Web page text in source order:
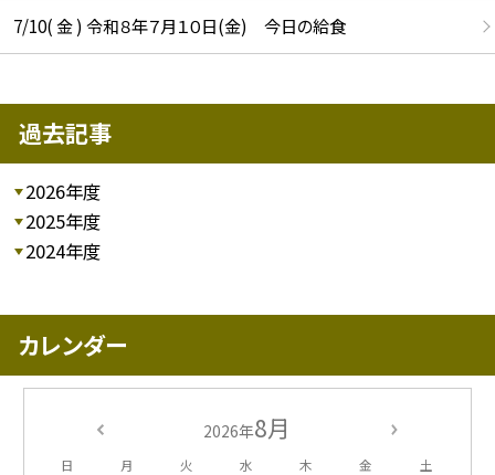
7/10( 金 ) 令和８年７月１０日(金) 今日の給食
過去記事
2026年度
2025年度
2024年度
カレンダー
2026年8月
日 月 火 水 木 金 土